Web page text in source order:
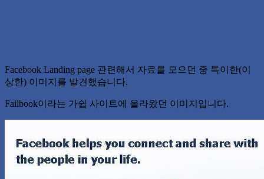
Facebook Landing page 관련해서 자료를 모으던 중 특이한(이
상한) 이미지를 발견했습니다.
Failbook이라는 가쉽 사이트에 올라왔던 이미지입니다.